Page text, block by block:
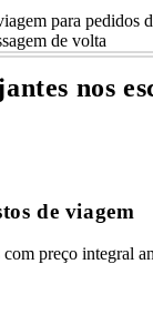
para pedidos
de volta
nos
de viagem
preço integral